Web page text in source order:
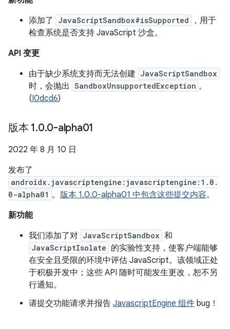
添加了
JavaScriptSandbox#isSupported
，用于
检查系统是否支持 JavaScript 沙盒。
API 变更
由于缺少系统支持而无法创建 JavaScriptSandbox
时，会抛出 SandboxUnsupportedException 。
(I0dcd6)
版本 1.0.0-alpha01
2022 年 8 月 10 日
发布了
androidx.javascriptengine:javascriptengine:1.0.
0-alpha01 。 版本 1.0.0-alpha01 中包含这些提交内容。
新功能
我们添加了对 JavaScriptSandbox 和
JavaScriptIsolate 的实验性支持，使客户端能够
在安全且受限的环境中评估 JavaScript。该领域正处
于积极开发中；这些 API 随时可能发生更改，恕不另
行通知。
请提交功能请求并报告 JavascriptEngine 组件 bug！